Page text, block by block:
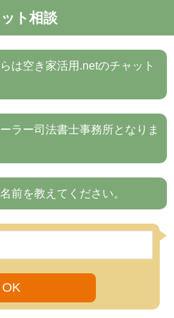
ト相談
は空き家活用.netのチャット
ラー司法書士事務所となりま
前を教えてください。
OK